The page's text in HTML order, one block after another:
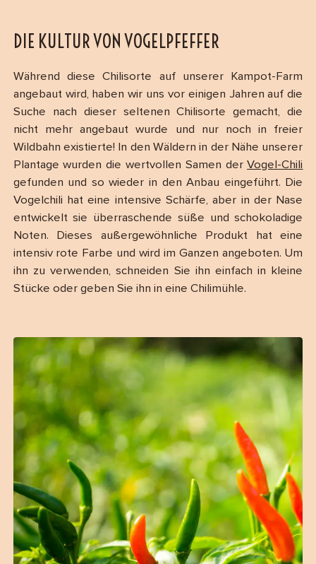
DIE KULTUR VON VOGELPFEFFER
Während diese Chilisorte auf unserer Kampot-Farm
angebaut wird, haben wir uns vor einigen Jahren auf die
Suche nach dieser seltenen Chilisorte gemacht, die
nicht mehr angebaut wurde und nur noch in freier
Wildbahn existierte! In den Wäldern in der Nähe unserer
Plantage wurden die wertvollen Samen derVogel-Chili
gefunden und so wieder in den Anbau eingeführt. Die
Vogelchili hat eine intensive Schärfe, aber in der Nase
entwickelt sie überraschende süße und schokoladige
Noten. Dieses außergewöhnliche Produkt hat eine
intensiv rote Farbe und wird im Ganzen angeboten. Um
ihn zu verwenden, schneiden Sie ihn einfach in kleine
Stücke oder geben Sie ihn in eine Chilimühle.